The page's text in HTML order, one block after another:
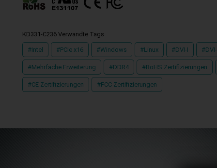
KD331-C236 Verwandte Tags
#Intel #PCIe x16 #Windows #Linux #DVI-I
#Mehrfache Erweiterung #DDR4 #RoHS Zertifizierungen
#CE Zertifizierungen #FCC Zertifizierungen